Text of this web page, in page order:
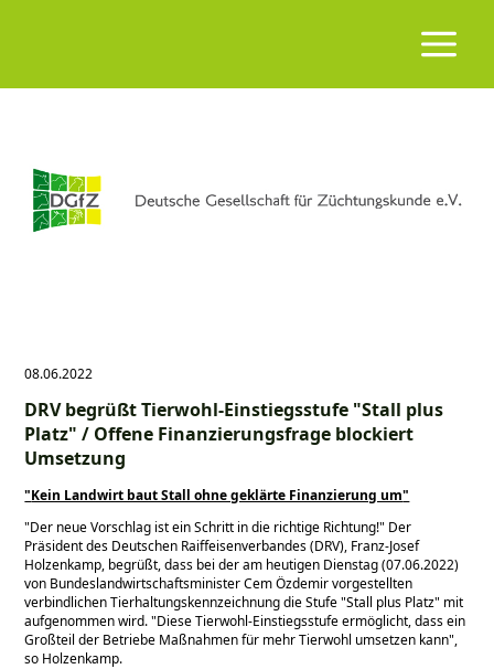
08.06.2022
DRV begrüßt Tierwohl-Einstiegsstufe Stall plus
Platz / Offene Finanzierungsfrage blockiert
Umsetzung
Kein Landwirt baut Stall ohne geklärte Finanzierung um
Der neue Vorschlag ist ein Schritt in die richtige Richtung! Der
Präsident des Deutschen Raiffeisenverbandes (DRV), Franz-Josef
Holzenkamp, begrüßt, dass bei der am heutigen Dienstag (07.06.2022)
von Bundeslandwirtschaftsminister Cem Özdemir vorgestellten
verbindlichen Tierhaltungskennzeichnung die Stufe Stall plus Platz mit
aufgenommen wird. Diese Tierwohl-Einstiegsstufe ermöglicht, dass ein
Großteil der Betriebe Maßnahmen für mehr Tierwohl umsetzen kann ,
so Holzenkamp.